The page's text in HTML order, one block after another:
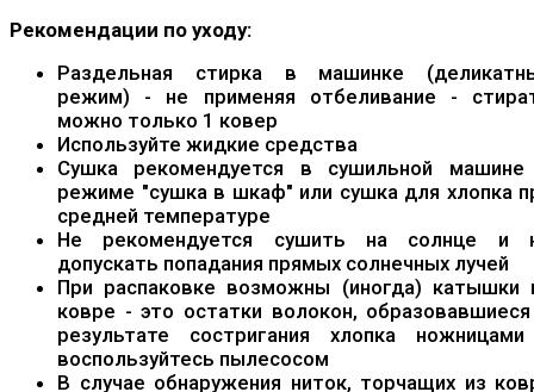
Рекомендации по уходу:
Раздельная стирка в машинке
режим) - не применяя отбеливание -
можно только 1 ковер
Используйте жидкие средства
Сушка рекомендуется в сушильной
режиме "сушка в шкаф" или сушка для хлопка
средней температуре
Не рекомендуется сушить на солнце и
допускать попадания прямых солнечных лучей
При распаковке возможны (иногда) катышки
ковре - это остатки волокон,
результате состригания хлопка
воспользуйтесь пылесосом
В случае обнаружения ниток, торчащих из